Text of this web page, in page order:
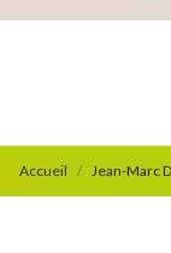
Accueil Jean-Marc